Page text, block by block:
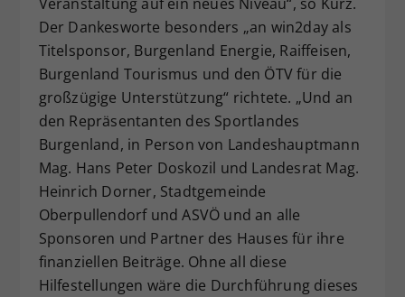
Der Dankesworte besonders „an win2day als
Titelsponsor, Burgenland Energie, Raiffeisen,
Burgenland Tourismus und den ÖTV für die
großzügige Unterstützung“ richtete. „Und an
den Repräsentanten des Sportlandes
Burgenland, in Person von Landeshauptmann
Mag. Hans Peter Doskozil und Landesrat Mag.
Heinrich Dorner, Stadtgemeinde
Oberpullendorf und ASVÖ und an alle
Sponsoren und Partner des Hauses für ihre
finanziellen Beiträge. Ohne all diese
Hilfestellungen wäre die Durchführung dieses